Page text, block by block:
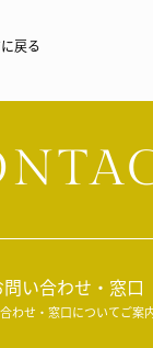
戻る
問い合わせ・窓口
わせ・窓口についてご案